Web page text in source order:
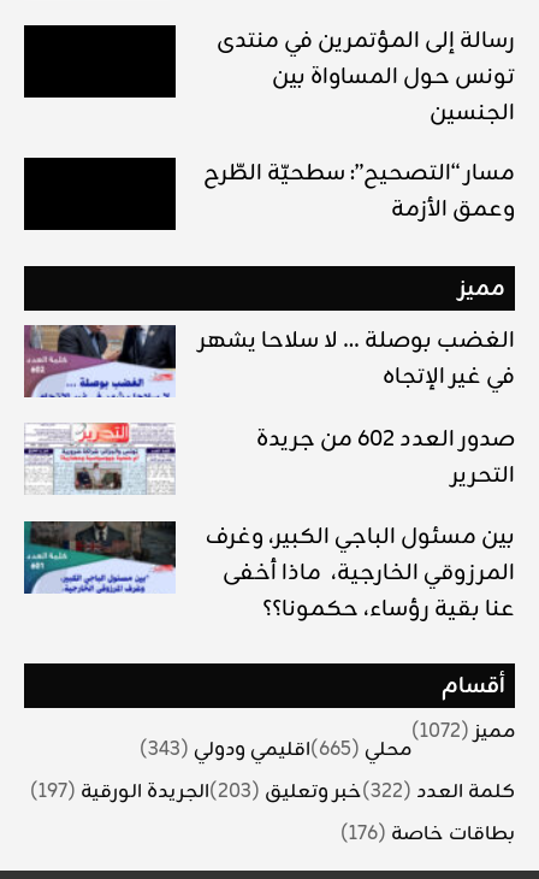
رسالة إلى المؤتمرين في منتدى
تونس حول المساواة بين
الجنسين
مسار “التصحيح”: سطحيّة الطّرح
وعمق الأزمة
مميز
الغضب بوصلة … لا سلاحا يشهر
في غير الإتجاه
صدور العدد 602 من جريدة
التحرير
بين مسئول الباجي الكبير، وغرف
المرزوقي الخارجية، ماذا أخفى
عنا بقية رؤساء، حكمونا؟؟
أقسام
مميز(1072)
محلي (665) اقليمي ودولي (343)
كلمة العدد (322) خبر وتعليق (203) الجريدة الورقية (197)
بطاقات خاصة (176)